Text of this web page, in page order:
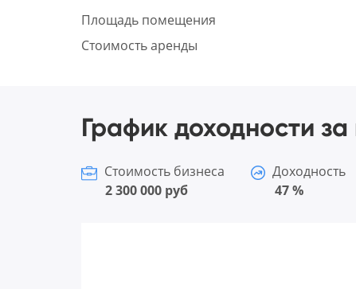
Площадь помещения
Стоимость аренды
График доходности за
Стоимость бизнеса
2 300 000 руб
Доходность
47 %